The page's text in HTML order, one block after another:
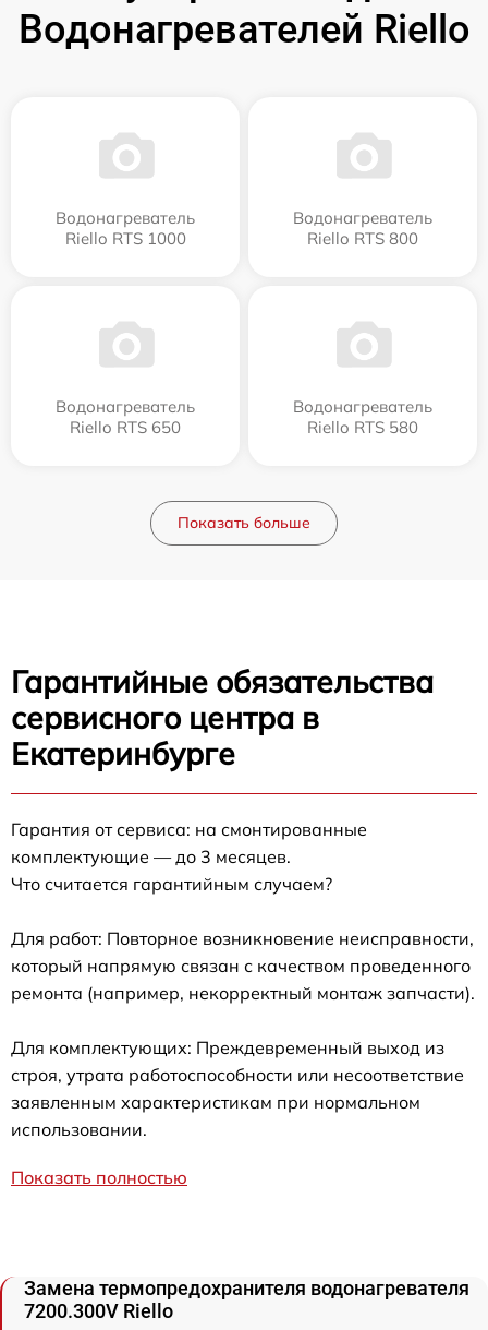
Водонагревателей Riello
Водонагреватель
Riello RTS 1000
Водонагреватель
Riello RTS 800
Водонагреватель
Riello RTS 650
Водонагреватель
Riello RTS 580
Показать больше
Гарантийные обязательства
сервисного центра в
Екатеринбурге
Гарантия от сервиса: на смонтированные
комплектующие — до 3 месяцев.
Что считается гарантийным случаем?
Для работ: Повторное возникновение неисправности,
который напрямую связан с качеством проведенного
ремонта (например, некорректный монтаж запчасти).
Для комплектующих: Преждевременный выход из
строя, утрата работоспособности или несоответствие
заявленным характеристикам при нормальном
использовании.
Показать полностью
Замена термопредохранителя водонагревателя
7200.300V Riello